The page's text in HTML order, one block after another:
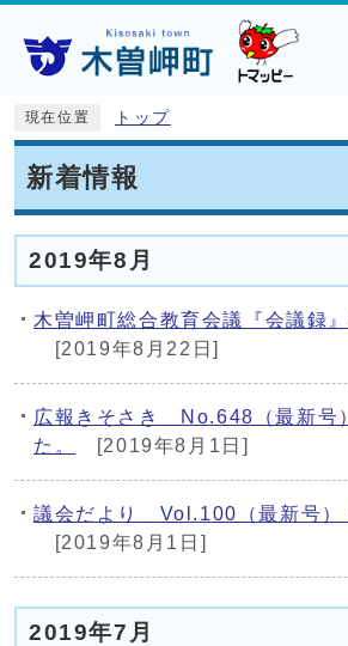
現在位置 トップ
新着情報
2019年8月
木曽岬町総合教育会議『会議録
[2019年8月22日]
広報きそさき No.648（最新号
た。
[2019年8月1日]
議会だより Vol.100（最新号）
[2019年8月1日]
2019年7月